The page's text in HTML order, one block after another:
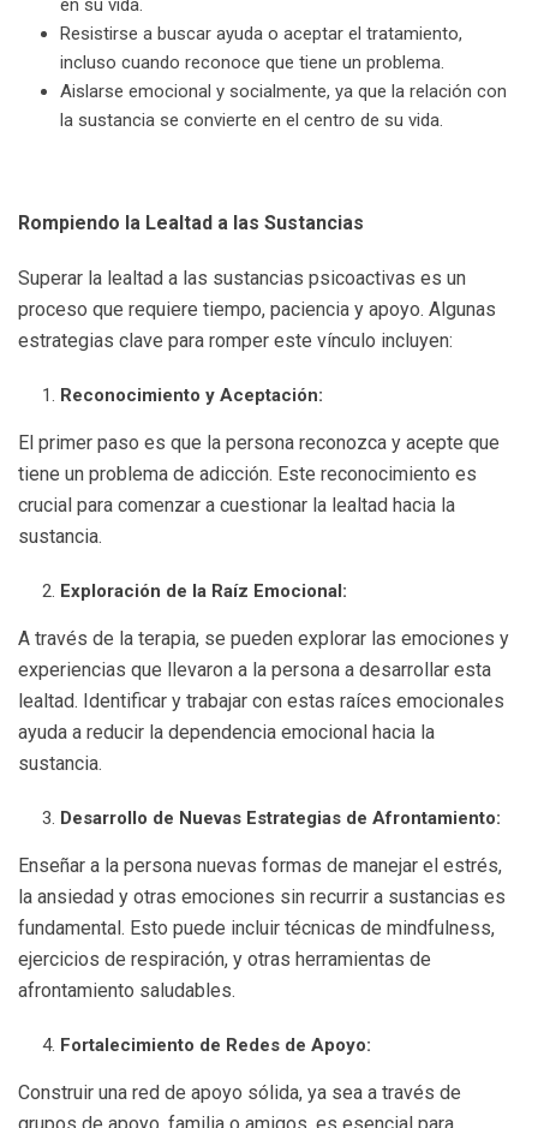
en su vida.
Resistirse a buscar ayuda o aceptar el tratamiento,
incluso cuando reconoce que tiene un problema.
Aislarse emocional y socialmente, ya que la relación con
la sustancia se convierte en el centro de su vida.
Rompiendo la Lealtad a las Sustancias
Superar la lealtad a las sustancias psicoactivas es un
proceso que requiere tiempo, paciencia y apoyo. Algunas
estrategias clave para romper este vínculo incluyen:
Reconocimiento y Aceptación:
El primer paso es que la persona reconozca y acepte que
tiene un problema de adicción. Este reconocimiento es
crucial para comenzar a cuestionar la lealtad hacia la
sustancia.
Exploración de la Raíz Emocional:
A través de la terapia, se pueden explorar las emociones y
experiencias que llevaron a la persona a desarrollar esta
lealtad. Identificar y trabajar con estas raíces emocionales
ayuda a reducir la dependencia emocional hacia la
sustancia.
Desarrollo de Nuevas Estrategias de Afrontamiento:
Enseñar a la persona nuevas formas de manejar el estrés,
la ansiedad y otras emociones sin recurrir a sustancias es
fundamental. Esto puede incluir técnicas de mindfulness,
ejercicios de respiración, y otras herramientas de
afrontamiento saludables.
Fortalecimiento de Redes de Apoyo:
Construir una red de apoyo sólida, ya sea a través de